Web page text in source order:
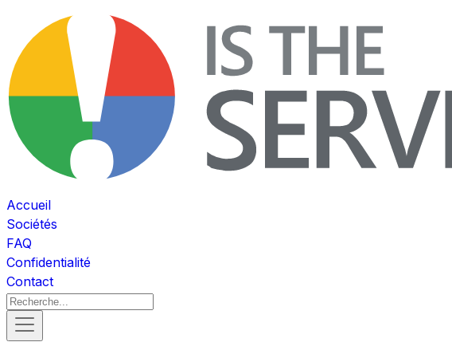
Accueil
Sociétés
FAQ
Confidentialité
Contact